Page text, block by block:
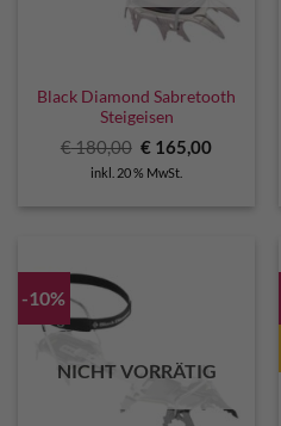
Black Diamond Sabretooth
Steigeisen
€180,00 Ursprünglicher
war:
€ 165,00Aktueller
inkl. 20 % MwSt.
-10%
NICHT VORRÄTIG